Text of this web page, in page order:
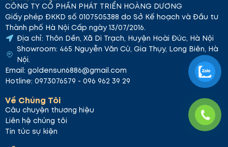
CÔNG TY CỔ PHẦN PHÁT TRIỂN HOÀNG DƯƠNG
Giấy phép ĐKKD số 0107505388 do Sở Kế hoạch và Đầu tư
Thành phố Hà Nội Cấp ngày 13/07/2016.
Địa chỉ: Thôn Dền, Xã Di Trạch, Huyện Hoài Đức, Hà Nội
Showroom: 465 Nguyễn Văn Cừ, Gia Thụy, Long Biên, Hà
Nội.
Email: goldensun6886@gmail.com
Hotline: 0973076579 - 096 962 39 29
Về Chúng Tôi
Câu chuyện thương hiệu
Liên hệ chúng tôi
Tin tức sự kiện